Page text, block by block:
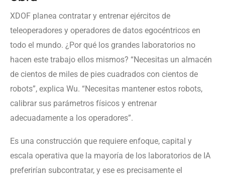
XDOF planea contratar y entrenar ejércitos de
teleoperadores y operadores de datos egocéntricos en
todo el mundo. ¿Por qué los grandes laboratorios no
hacen este trabajo ellos mismos? “Necesitas un almacén
de cientos de miles de pies cuadrados con cientos de
robots”, explica Wu. “Necesitas mantener estos robots,
calibrar sus parámetros físicos y entrenar
adecuadamente a los operadores”.
Es una construcción que requiere enfoque, capital y
escala operativa que la mayoría de los laboratorios de IA
preferirían subcontratar, y ese es precisamente el